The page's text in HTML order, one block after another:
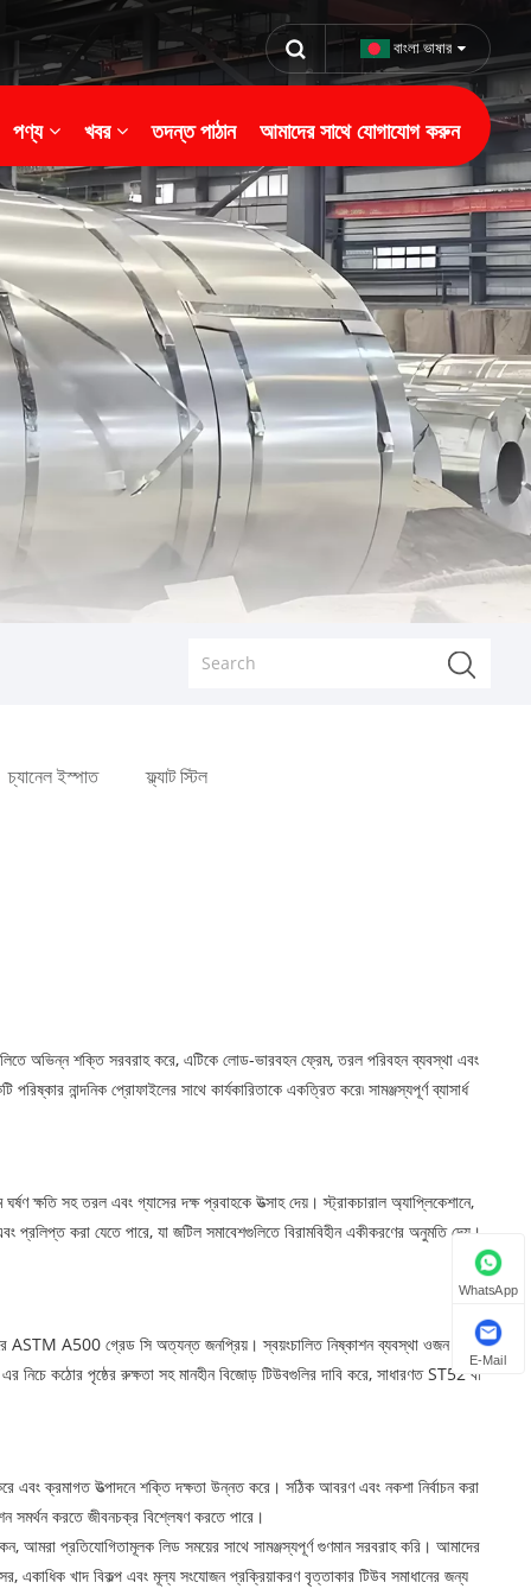
বাংলা ভাষার
পণ্য খবর তদন্ত পাঠান আমাদের সাথে যোগাযোগ করুন
চ্যানেল ইস্পাত ফ্ল্যাট স্টিল
অভিন্ন শক্তি সরবরাহ করে, এটিকে লোড-ভারবহন ফ্রেম, তরল পরিবহন ব্যবস্থা এবং
নান্দনিক প্রোফাইলের সাথে কার্যকারিতাকে একত্রিত করে৷ সামঞ্জস্যপূর্ণ ব্যাসার্ধ
ক্ষতি সহ তরল এবং গ্যাসের দক্ষ প্রবাহকে উত্সাহ দেয়। স্ট্রাকচারাল অ্যাপ্লিকেশানে,
করা যেতে পারে, যা জটিল সমাবেশগুলিতে বিরামবিহীন একীকরণের অনুমতি দেয়।
ASTM A500 গ্রেড সি অত্যন্ত জনপ্রিয়। স্বয়ংচালিত নিষ্কাশন ব্যবস্থা ওজন
কঠোর পৃষ্ঠের রুক্ষতা সহ মানহীন বিজোড় টিউবগুলির দাবি করে, সাধারণত ST52 বা
ক্রমাগত উত্পাদনে শক্তি দক্ষতা উন্নত করে। সঠিক আবরণ এবং নকশা নির্বাচন করা
সমর্থন করতে জীবনচক্র বিশ্লেষণ করতে পারে।
আমরা প্রতিযোগিতামূলক লিড সময়ের সাথে সামঞ্জস্যপূর্ণ গুণমান সরবরাহ করি। আমাদের
একাধিক খাদ বিকল্প এবং মূল্য সংযোজন প্রক্রিয়াকরণ বৃত্তাকার টিউব সমাধানের জন্য
WhatsApp
E-Mail